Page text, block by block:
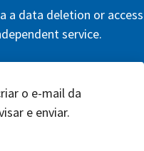
a data deletion or access
service.
o e-mail da
e enviar.